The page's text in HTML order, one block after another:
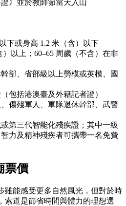
證》並於教師節當天入山
下或身高 1.2 米（含）以下
）以上；60–65 周歲（不含）在非
幹部、省部級以上勞模或英模、國
包括港澳臺及外籍記者證）
、傷殘軍人、軍隊退休幹部、武警
或第三代智能化殘疾證；其中一級
力及精神殘疾者可攜帶一名免費
票價
雖能感受更多自然風光，但對於時
索道是節省時間與體力的理想選